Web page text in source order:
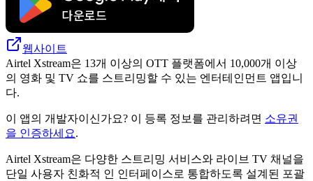
웹사이트
Airtel Xstream은 13개 이상의 OTT 플랫폼에서 10,000개 이상
의 영화 및 TV 쇼를 스트리밍할 수 있는 엔터테인먼트 앱입니
다.
이 앱의 개발자이신가요? 이 등록 정보를 관리하려면 소유권
을 인증하세요.
Airtel Xstream은 다양한 스트리밍 서비스와 라이브 TV 채널을
단일 사용자 친화적 인 인터페이스로 통합하도록 설계된 포괄